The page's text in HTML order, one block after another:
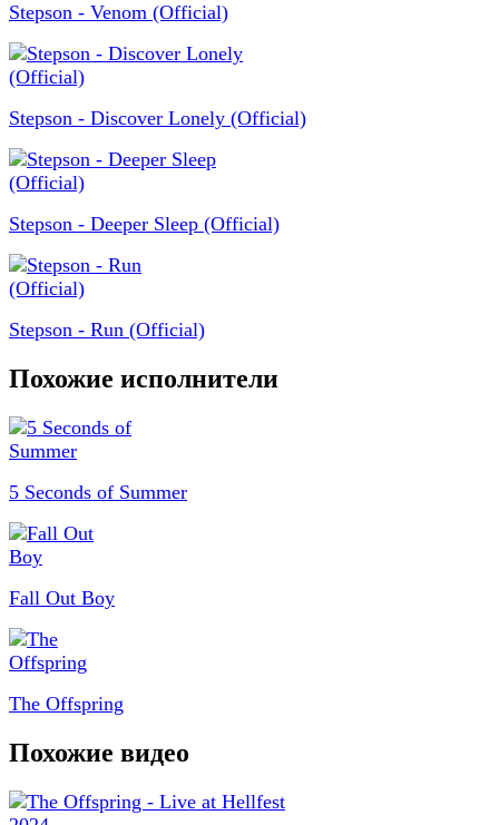
Stepson - Venom (Official)
Stepson - Discover Lonely (Official)
Stepson - Deeper Sleep (Official)
Stepson - Run (Official)
Похожие исполнители
5 Seconds of Summer
Fall Out Boy
The Offspring
Похожие видео